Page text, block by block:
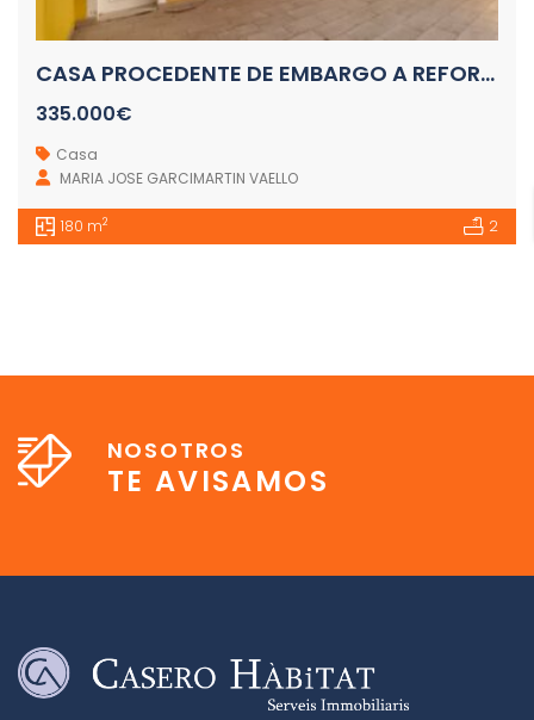
CASA PROCEDENTE DE EMBARGO A REFORMAR CALA FINESTRAT
335.000€
Casa
MARIA JOSE GARCIMARTIN VAELLO
180 m2 2
NOSOTROS
TE AVISAMOS